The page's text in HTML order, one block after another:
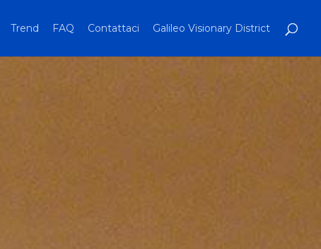
Trend FAQ Contattaci Galileo Visionary District